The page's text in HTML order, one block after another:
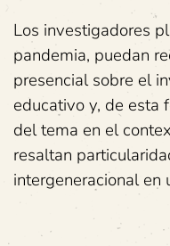
Los investigadores
pandemia, puedan
presencial sobre el
educativo y, de esta
del tema en el
resaltan
intergeneracional en